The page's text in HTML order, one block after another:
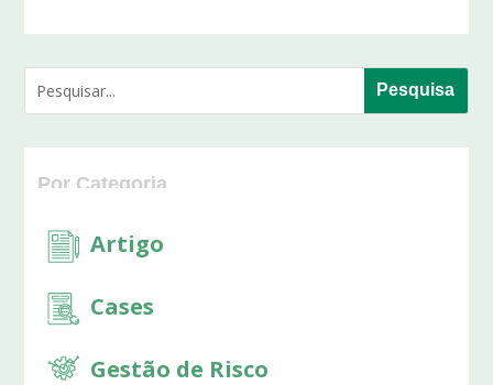
Por Categoria
Artigo
Cases
Gestão de Risco